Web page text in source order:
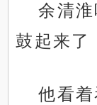
余清
鼓起来了
他看着